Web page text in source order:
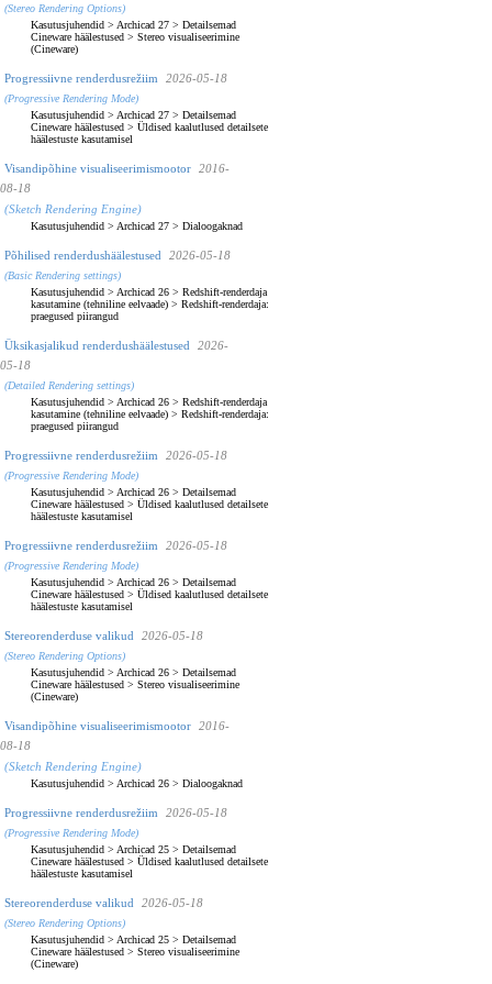
(Stereo Rendering Options)
Kasutusjuhendid > Archicad 27 > Detailsemad
Cineware häälestused > Stereo visualiseerimine
(Cineware)
Progressiivne renderdusrežiim 2026-05-18
(Progressive Rendering Mode)
Kasutusjuhendid > Archicad 27 > Detailsemad
Cineware häälestused > Üldised kaalutlused detailsete
häälestuste kasutamisel
Visandipõhine visualiseerimismootor
2016-
08-18
(Sketch Rendering Engine)
Kasutusjuhendid > Archicad 27 > Dialoogaknad
Põhilised renderdushäälestused 2026-05-18
(Basic Rendering settings)
Kasutusjuhendid > Archicad 26 > Redshift-renderdaja
kasutamine (tehniline eelvaade) > Redshift-renderdaja:
praegused piirangud
Üksikasjalikud renderdushäälestused
2026-
05-18
(Detailed Rendering settings)
Kasutusjuhendid > Archicad 26 > Redshift-renderdaja
kasutamine (tehniline eelvaade) > Redshift-renderdaja:
praegused piirangud
Progressiivne renderdusrežiim 2026-05-18
(Progressive Rendering Mode)
Kasutusjuhendid > Archicad 26 > Detailsemad
Cineware häälestused > Üldised kaalutlused detailsete
häälestuste kasutamisel
Progressiivne renderdusrežiim 2026-05-18
(Progressive Rendering Mode)
Kasutusjuhendid > Archicad 26 > Detailsemad
Cineware häälestused > Üldised kaalutlused detailsete
häälestuste kasutamisel
Stereorenderduse valikud 2026-05-18
(Stereo Rendering Options)
Kasutusjuhendid > Archicad 26 > Detailsemad
Cineware häälestused > Stereo visualiseerimine
(Cineware)
Visandipõhine visualiseerimismootor
2016-
08-18
(Sketch Rendering Engine)
Kasutusjuhendid > Archicad 26 > Dialoogaknad
Progressiivne renderdusrežiim 2026-05-18
(Progressive Rendering Mode)
Kasutusjuhendid > Archicad 25 > Detailsemad
Cineware häälestused > Üldised kaalutlused detailsete
häälestuste kasutamisel
Stereorenderduse valikud 2026-05-18
(Stereo Rendering Options)
Kasutusjuhendid > Archicad 25 > Detailsemad
Cineware häälestused > Stereo visualiseerimine
(Cineware)